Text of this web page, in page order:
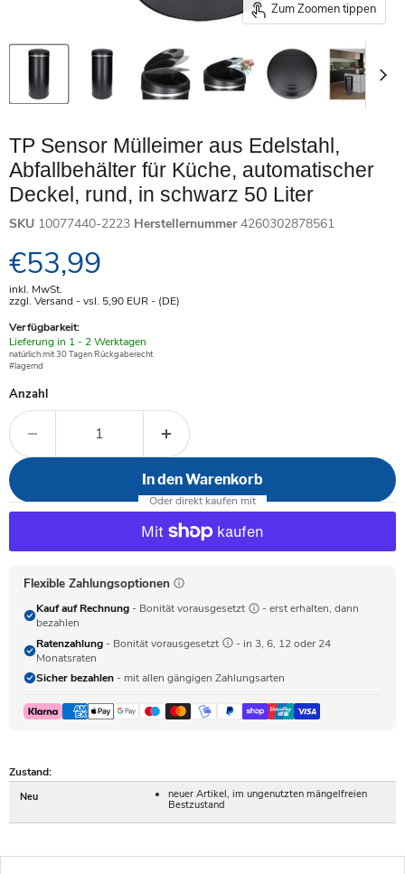
Zum Zoomen tippen
TP Sensor Mülleimer aus Edelstahl,
Abfallbehälter für Küche, automatischer
Deckel, rund, in schwarz 50 Liter
SKU 10077440-2223 Herstellernummer 4260302878561
Aktueller Preis
€53,99
inkl. MwSt.
zzgl. Versand - vsl. 5,90 EUR- (DE)
Verfügbarkeit:
Verfügbar
-
Lieferung in 1 - 2 Werktagen
natürlich mit 30 Tagen Rückgaberecht
#lagernd
Anzahl
In den Warenkorb
Flexible Zahlungsoptionen
Kauf auf Rechnung - Bonität vorausgesetzt
- erst erhalten, dann
bezahlen
Ratenzahlung - Bonität vorausgesetzt
- in 3, 6, 12 oder 24
Monatsraten
Sicher bezahlen - mit allen gängigen Zahlungsarten
Zustand:
Neu
neuer Artikel, im ungenutzten mängelfreien
Bestzustand